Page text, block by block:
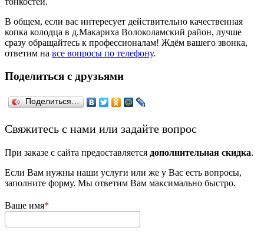
В общем, если вас интересует действительно качественная
копка колодца в д.Макариха Волоколамский район, лучше
сразу обращайтесь к профессионалам! Ждём вашего звонка,
ответим на все вопросы по телефону.
Поделиться с друзьями
Поделиться…
­Свяжитесь с нами или задайте вопрос
При заказе с сайта предоставляется дополнительная скидка.
Если Вам нужны наши услуги или же у Вас есть вопросы,
заполните форму. Мы ответим Вам максимально быстро.
Ваше имя